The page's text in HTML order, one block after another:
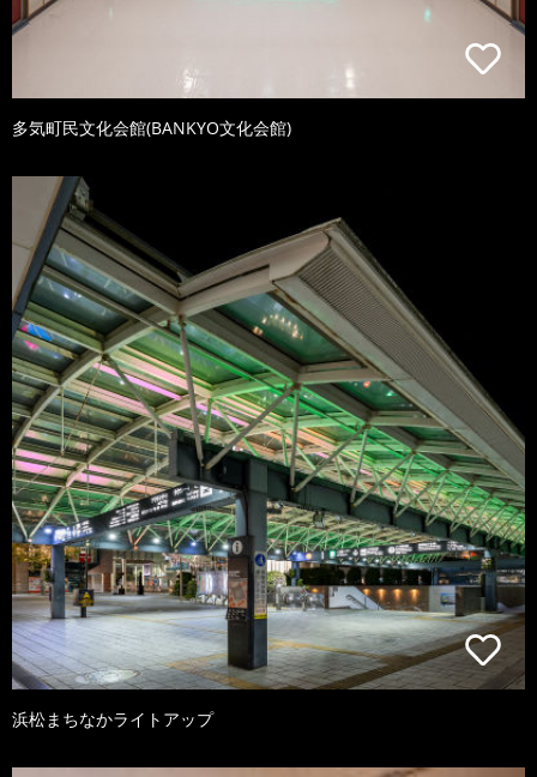
多気町民文化会館(BANKYO文化会館)
浜松まちなかライトアップ